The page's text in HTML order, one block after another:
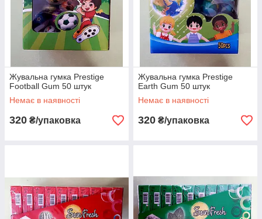
Жувальна гумка Prestige
Football Gum 50 штук
Немає в наявності
320 ₴/упаковка
Жувальна гумка Prestige
Earth Gum 50 штук
Немає в наявності
320 ₴/упаковка